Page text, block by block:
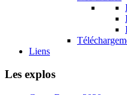
Liens
Les explos